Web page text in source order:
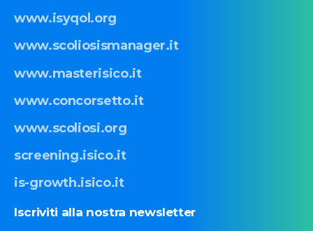
www.isyqol.org
www.scoliosismanager.it
www.masterisico.it
www.concorsetto.it
www.scoliosi.org
screening.isico.it
is-growth.isico.it
Iscriviti alla nostra newsletter